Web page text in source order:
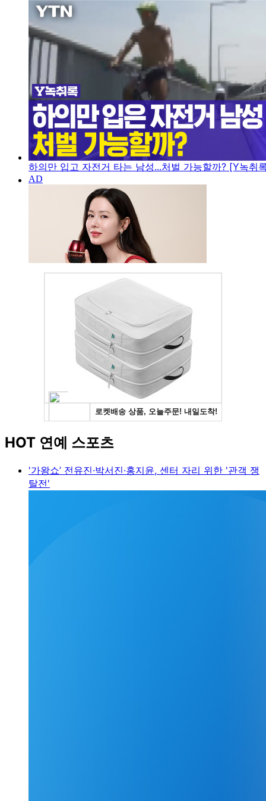
하의만 입고 자전거 타는 남성...처벌 가능할까? [Y녹취
HOT 연예 스포츠
'가왕쇼’ 전유진·박서진·홍지윤, 센터 자리 위한 '관객 쟁
탈전'